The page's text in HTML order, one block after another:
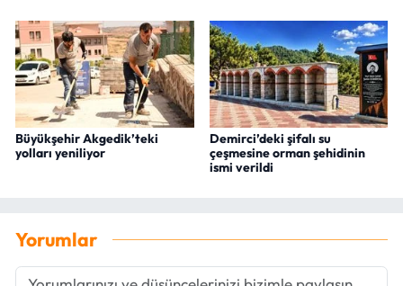
Büyükşehir Akgedik’teki
yolları yeniliyor
Demirci’deki şifalı su
çeşmesine orman şehidinin
ismi verildi
Yorumlar